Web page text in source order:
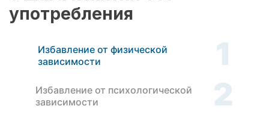
употребления
Избавление от физической
зависимости
1
Избавление от психологической
зависимости
2